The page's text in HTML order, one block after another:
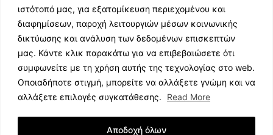
ιστότοπό μας, για εξατομίκευση περιεχομένου και
διαφημίσεων, παροχή λειτουργιών μέσων κοινωνικής
δικτύωσης και ανάλυση των δεδομένων επισκεπτών
μας. Κάντε κλικ παρακάτω για να επιβεβαιώσετε ότι
συμφωνείτε με τη χρήση αυτής της τεχνολογίας στο web.
Οποιαδήποτε στιγμή, μπορείτε να αλλάξετε γνώμη και να
αλλάξετε επιλογές συγκατάθεσης.
Read More
Αποδοχή όλων
ΕΛΛΗΝΙΚΗ ΜΟΥΣΙΚΗ
TV SHOWS
EVENTS
ΘΕΑΤΡΟ
ΔΙΑΓΩΝΙΣΜΟΙ
STOA CULTURA